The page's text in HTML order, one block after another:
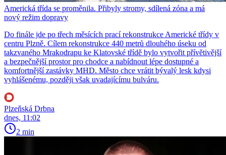
Americká třída se proměnila. Přibyly stromy, sdílená zóna a má
nový režim dopravy
Do finále jde po třech měsících prací rekonstrukce Americké třídy v
centru Plzně. Cílem rekonstrukce 440 metrů dlouhého úseku od
takzvaného Mrakodrapu ke Klatovské třídě bylo vytvořit přívětivější
a bezpečnější prostor pro chodce a nabídnout lépe dostupné a
komfortnější zastávky MHD. Město chce vrátit bývalý lesk kdysi
vyhlášenému, později však uvadajícímu bulváru.
Plzeňská Drbna
dnes, 11:02
2 min